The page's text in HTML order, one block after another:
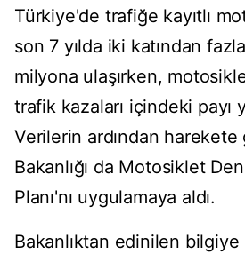
Türkiye'de trafiğe kayıtlı
son 7 yılda iki katından
milyona ulaşırken,
trafik kazaları içindeki payı
Verilerin ardından
Bakanlığı da Motosiklet
Planı'nı uygulamaya aldı.
Bakanlıktan edinilen